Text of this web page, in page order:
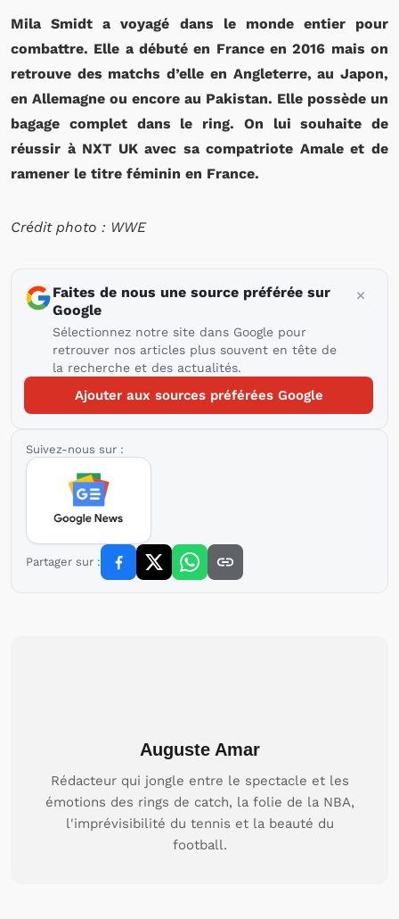
Mila Smidt a voyagé dans le monde entier pour
combattre. Elle a débuté en France en 2016 mais on
retrouve des matchs d’elle en Angleterre, au Japon,
en Allemagne ou encore au Pakistan. Elle possède un
bagage complet dans le ring. On lui souhaite de
réussir à NXT UK avec sa compatriote Amale et de
ramener le titre féminin en France.
Crédit photo : WWE
Faites de nous une source préférée sur
Google
Sélectionnez notre site dans Google pour
retrouver nos articles plus souvent en tête de
la recherche et des actualités.
Ajouter aux sources préférées Google
Suivez-nous sur :
Partager sur :
Auguste Amar
Rédacteur qui jongle entre le spectacle et les
émotions des rings de catch, la folie de la NBA,
l'imprévisibilité du tennis et la beauté du
football.